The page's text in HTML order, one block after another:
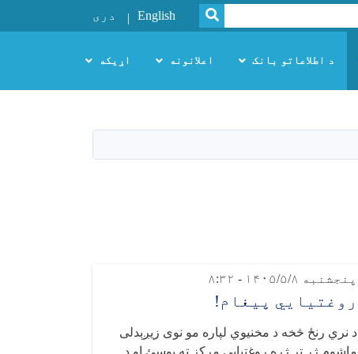
SEARCH
English دری
د اطلاعاتو بانک اعلانونه اړیکه
پنجشنبه ۱۴۰۵/۵/۸ - ۸:۳۲
روغتيايي پيغام!
د نري رنځ څخه د مخنیوي لپاره مو نوی زیږېدلی
ماشوم ژر تر ژره روغتیايي مرکز ته یوسئ او د